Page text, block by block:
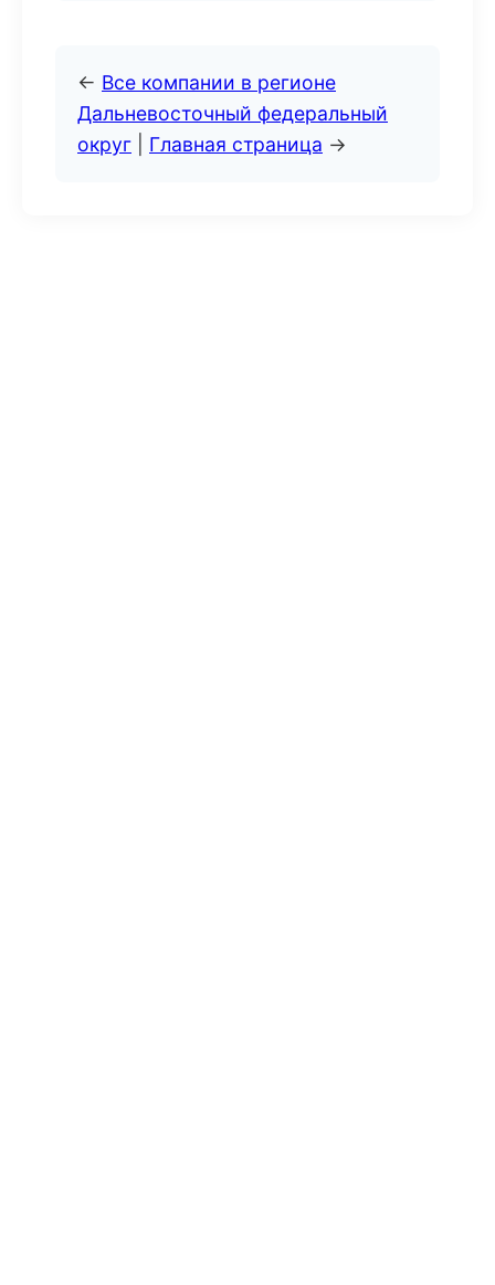
← Все компании в регионе
Дальневосточный федеральный
округ
Главная страница →